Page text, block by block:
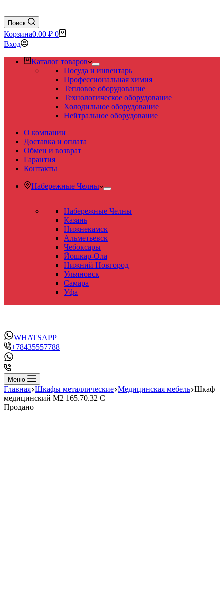
Поиск
Корзина0.00 ₽ 0
Вход
Каталог товаров
Посуда и инвентарь
Профессиональная химия
Тепловое оборудование
Технологическое оборудование
Холодильное оборудование
Нейтральное оборудование
О компании
Доставка и оплата
Обмен и возврат
Гарантия
Контакты
Набережные Челны
Набережные Челны
Казань
Нижнекамск
Альметьевск
Чебоксары
Йошкар-Ола
Нижний Новгород
Ульяновск
Самара
Уфа
WHATSAPP
+78435557788
Меню
Главная Шкафы металлические Медицинская мебель Шкаф
медицинский М2 165.70.32 С
Продано